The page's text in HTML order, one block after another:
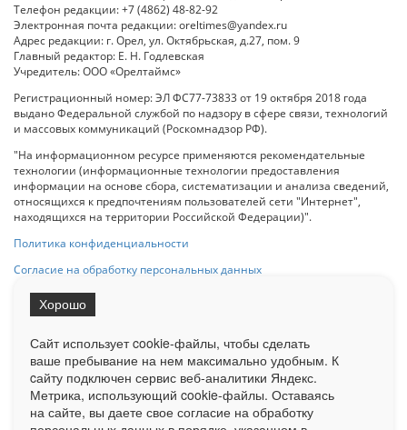
Телефон редакции: +7 (4862) 48-82-92
Электронная почта редакции: oreltimes@yandex.ru
Адрес редакции: г. Орел, ул. Октябрьская, д.27, пом. 9
Главный редактор: Е. Н. Годлевская
Учредитель: ООО «Орелтаймс»
Регистрационный номер: ЭЛ ФС77-73833 от 19 октября 2018 года
выдано Федеральной службой по надзору в сфере связи, технологий
и массовых коммуникаций (Роскомнадзор РФ).
"На информационном ресурсе применяются рекомендательные
технологии (информационные технологии предоставления
информации на основе сбора, систематизации и анализа сведений,
относящихся к предпочтениям пользователей сети "Интернет",
находящихся на территории Российской Федерации)".
Политика конфиденциальности
Согласие на обработку персональных данных
на Сетевое издание «ОрелТаймс» обязательна.
Ограниченная статистика посещаемости доступна на сайте
Liveinternet.ru . Подробная статистика для рекламодателей по запросу
у менеджера.
Сайт использует cookie-файлы, чтобы сделать
ваше пребывание на нем максимально удобным. К
cайту подключен сервис веб-аналитики Яндекс.
Метрика, использующий cookie-файлы. Оставаясь
на сайте, вы даете свое согласие на обработку
Хорошо